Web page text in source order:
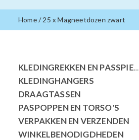
Home/25 x Magneetdozen zwart
KLEDINGREKKEN EN PASSPIEGELS
KLEDINGHANGERS
DRAAGTASSEN
PASPOPPEN EN TORSO'S
VERPAKKEN EN VERZENDEN
WINKELBENODIGDHEDEN